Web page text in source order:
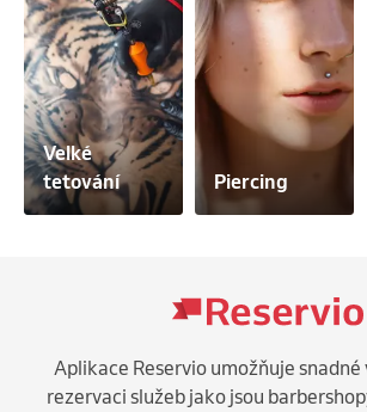
Velké
tetování
Piercing
Aplikace Reservio umožňuje snadné
rezervaci služeb jako jsou